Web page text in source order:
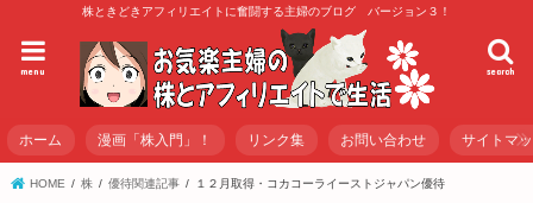
株ときどきアフィリエイトに奮闘する主婦のブログ バージョン３！
search
menu
ホーム 漫画「株入門」！ リンク集 お問い合わせ サイトマ
HOME 株 優待関連記事 １２月取得・コカコーライーストジャパン優待